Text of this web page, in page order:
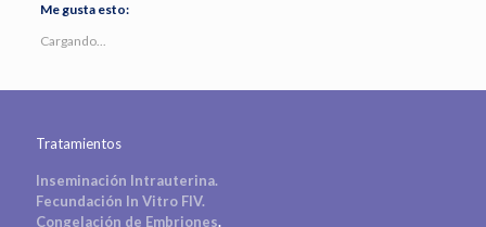
Me gusta esto:
Cargando...
Tratamientos
Inseminación Intrauterina.
Fecundación In Vitro FIV.
Congelación de Embriones.